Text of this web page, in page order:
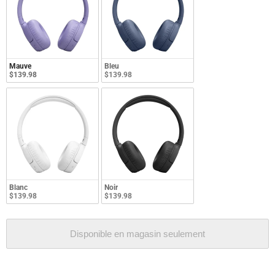
Mauve
$139.98
Bleu
$139.98
Blanc
$139.98
Noir
$139.98
Disponible en magasin seulement